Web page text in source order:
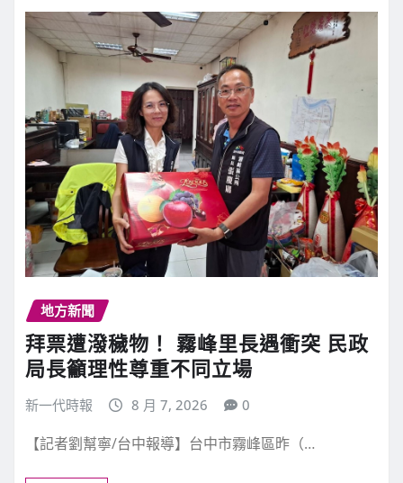
地方新聞
拜票遭潑穢物！ 霧峰里長遇衝突 民政
局長籲理性尊重不同立場
新一代時報 8 月 7, 2026 0
【記者劉幫寧/台中報導】台中市霧峰區昨（…